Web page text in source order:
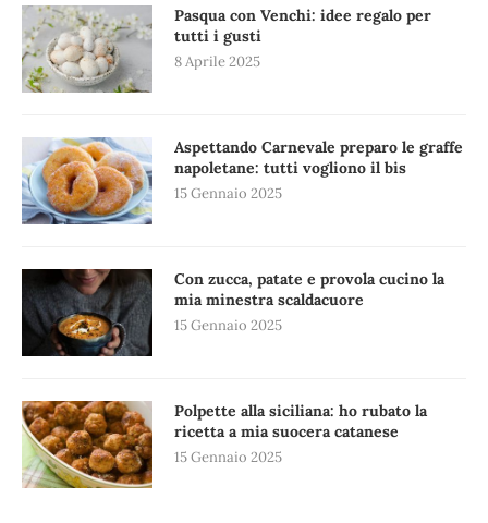
Pasqua con Venchi: idee regalo per
tutti i gusti
8 Aprile 2025
Aspettando Carnevale preparo le graffe
napoletane: tutti vogliono il bis
15 Gennaio 2025
Con zucca, patate e provola cucino la
mia minestra scaldacuore
15 Gennaio 2025
Polpette alla siciliana: ho rubato la
ricetta a mia suocera catanese
15 Gennaio 2025